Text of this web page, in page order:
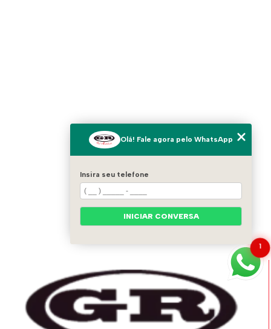
1
Olá! Fale agora pelo WhatsApp
Insira seu telefone
INICIAR CONVERSA